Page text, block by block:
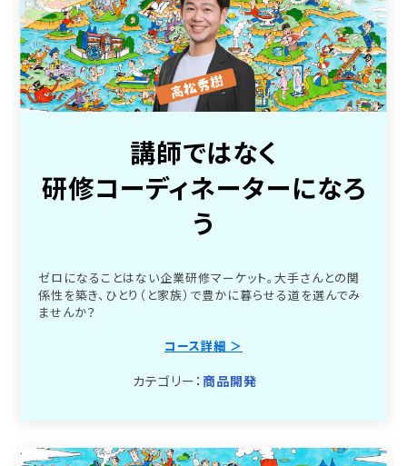
講師ではなく
研修コーディネーターになろ
う
ゼロになることはない企業研修マーケット。大手さんとの関
係性を築き、ひとり（と家族）で豊かに暮らせる道を選んでみ
ませんか？
コース詳細 ＞
カテゴリー： 商品開発